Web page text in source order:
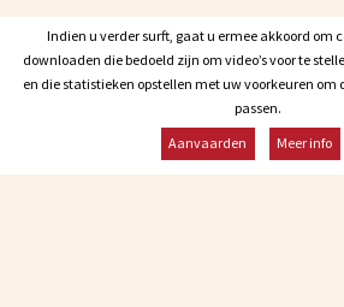
Indien u verder surft, gaat u ermee akkoord om
downloaden die bedoeld zijn om video’s voor te
en die statistieken opstellen met uw voorkeuren om
passen.
Aanvaarden
Meer info
Indien u verder surft, gaat u ermee akkoord om
downloaden die bedoeld zijn om video’s voor te
en die statistieken opstellen met uw voorkeuren om
passen.
Aanvaarden
Meer info